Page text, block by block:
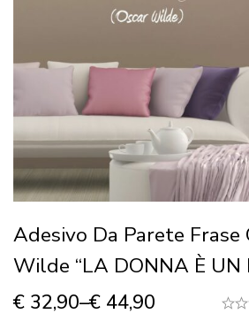
Adesivo Da Parete Frase
Wilde “LA DONNA È UN
€ 32,90–€ 44,90